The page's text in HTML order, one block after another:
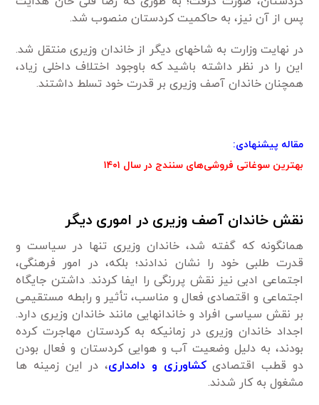
پس از آن نیز، به حاکمیت کردستان منصوب شد.
در نهایت وزارت به شاخه­ای دیگر از خاندان وزیری منتقل شد.
این را در نظر داشته باشید که باوجود اختلاف داخلی زیاد،
همچنان خاندان آصف وزیری بر قدرت خود تسلط داشتند.
مقاله پیشنهادی:
بهترین سوغاتی فروشی‌های سنندج در سال ۱۴۰۱
نقش خاندان آصف وزیری در اموری دیگر
همان­گونه که گفته شد، خاندان وزیری تنها در سیاست و
قدرت ­طلبی خود را نشان ندادند؛ بلکه، در امور فرهنگی،
اجتماعی ادبی نیز نقش پررنگی را ایفا کردند. داشتن جایگاه
اجتماعی و اقتصادی فعال و مناسب، تأثیر و رابطه مستقیمی
بر نقش سیاسی افراد و خاندان­هایی مانند خاندان وزیری دارد.
اجداد خاندان وزیری در زمانی­که به کردستان مهاجرت کرده
بودند، به ­دلیل وضعیت آب ­و هوایی کردستان و فعال بودن
دو قطب اقتصادیکشاورزی و دامداری، در این زمینه ­ها
مشغول به کار شدند.